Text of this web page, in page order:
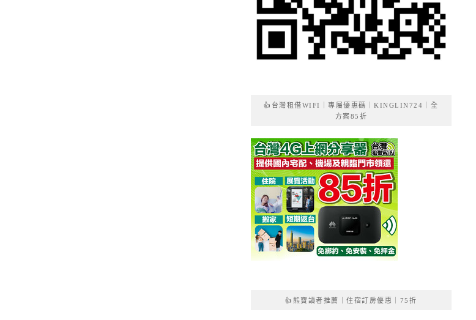
👍台灣租借WIFI｜專屬優惠碼｜KINGLIN724｜全
方案85折
👍熊寶讀者推薦｜住宿訂房優惠｜75折